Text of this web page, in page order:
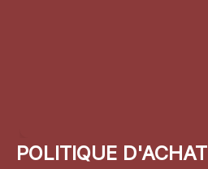
POLITIQUE D'ACHAT